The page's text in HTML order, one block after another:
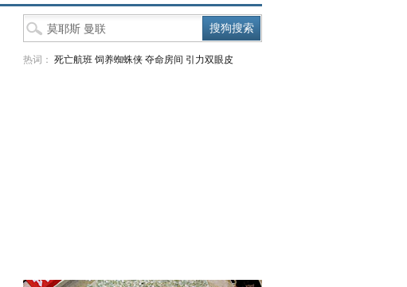
热词： 死亡航班 饲养蜘蛛侠 夺命房间 引力双眼皮